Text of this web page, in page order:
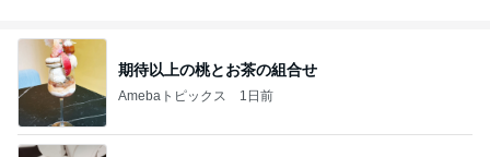
期待以上の桃とお茶の組合せ
Amebaトピックス 1日前